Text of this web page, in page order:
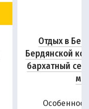
Отдых в
Бердянской
бархатный